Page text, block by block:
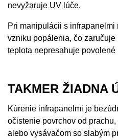
nevyžaruje UV lúče.
Pri manipulácii s
vzniku popálenia, čo
teplota nepresahuje povolené
TAKMER ŽIADNA
Kúrenie infrapanelmi je
očistenie povrchov od
alebo vysávačom so slabým